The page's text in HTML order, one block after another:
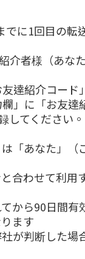
でに1回目の転
介者様（あな
達紹介コード
」に「お友
してください
「あなた」
合わせて利用
から90日間有
ます
が判断した